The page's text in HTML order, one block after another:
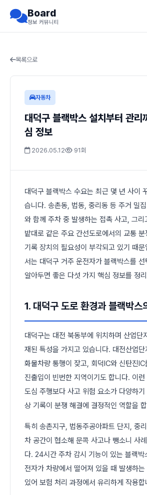
Board
정보 커뮤니티
목록으로
자동차
대덕구 블랙박스 설치부터 관리
심 정보
2026.05.12 91회
대덕구 블랙박스 수요는 최근 몇 년 사이
습니다. 송촌동, 법동, 중리동 등 주거 밀
와 함께 주차 중 발생하는 접촉 사고, 그리
밭대로 같은 주요 간선도로에서의 교통
기록 장치의 필요성이 부각되고 있기 때문
서는 대덕구 거주 운전자가 블랙박스를 선
알아두면 좋은 다섯 가지 핵심 정보를 정
1. 대덕구 도로 환경과 블랙박스
대덕구는 대전 북동부에 위치하며 산업단
재된 특성을 가지고 있습니다. 대전산업단
화물차량 통행이 잦고, 회덕IC와 신탄진
진출입이 빈번한 지역이기도 합니다. 이
도심 주행보다 사고 위험 요소가 다양하
상 기록이 분쟁 해결에 결정적인 역할을
특히 송촌지구, 법동주공아파트 단지, 중
차 공간이 협소해 문콕 사고나 뺑소니 사
다. 24시간 주차 감시 기능이 있는 블랙박
전자가 차량에서 떨어져 있을 때 발생하
있어 보험 처리 과정에서 유리하게 작용합